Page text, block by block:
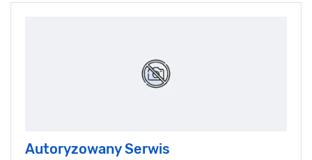
Autoryzowany Serwis